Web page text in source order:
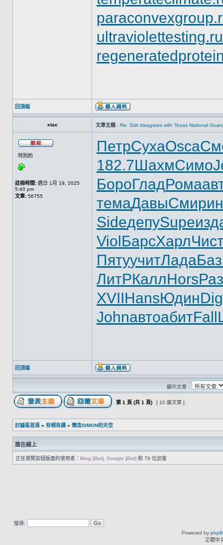
ultraviolettesting.ru
回頂端
xtac 文章主題 : Re: Stitt disagrees with Texas National
特別的
註冊時間: 週日 1月 19, 2025
5:40 pm
文章: 56755
ПетрСухаOsca
182.7ШахмСимо
БороГладРома
темаДавыСмир
SideдепуSupe
ViolБарсХарл
ПятуучитЛада
ЛитРКаллHors
XVIIHansЮдин
JohnавтоабитFall
回頂端
顯示文章 :
第 1 頁 (共 1 頁) [ 10 篇文章 ]
討論區首頁 » 有傾有講 » 懷念SIMON的天空
誰在線上
正在瀏覽這個版面的使用者： Bing [Bot] Google [Bot] 和 79 位訪客
搜尋:
Powered by
正體中